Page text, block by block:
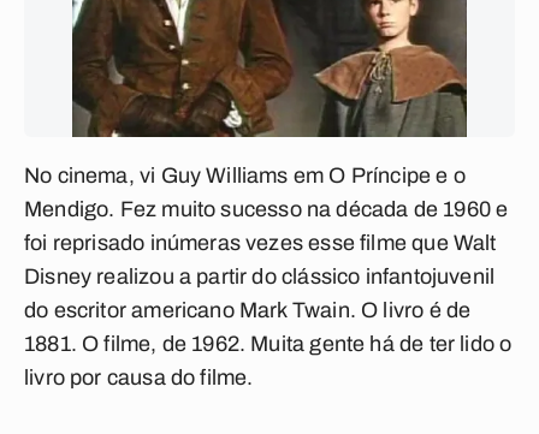
No cinema, vi Guy Williams em O Príncipe e o
Mendigo. Fez muito sucesso na década de 1960 e
foi reprisado inúmeras vezes esse filme que Walt
Disney realizou a partir do clássico infantojuvenil
do escritor americano Mark Twain. O livro é de
1881. O filme, de 1962. Muita gente há de ter lido o
livro por causa do filme.